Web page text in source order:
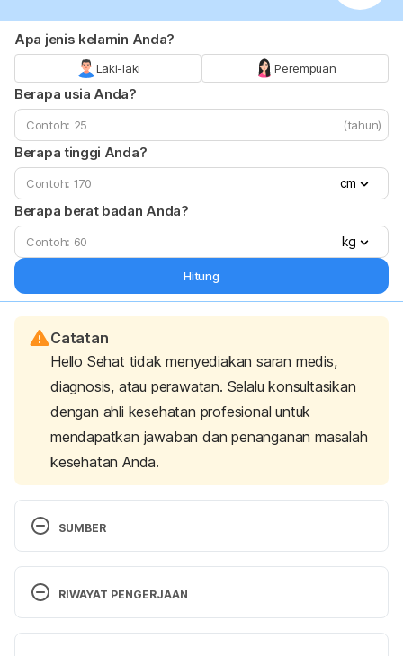
Apa jenis kelamin Anda?
Laki-laki Perempuan
Berapa usia Anda?
(tahun)
Berapa tinggi Anda?
cm
Berapa berat badan Anda?
kg
Hitung
Catatan
Hello Sehat tidak menyediakan saran medis,
diagnosis, atau perawatan. Selalu konsultasikan
dengan ahli kesehatan profesional untuk
mendapatkan jawaban dan penanganan masalah
kesehatan Anda.
SUMBER
January 2021, from
http://www.mayoclinic.org/diseases-
RIWAYAT PENGERJAAN